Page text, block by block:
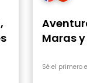
Maras
Sé el primero